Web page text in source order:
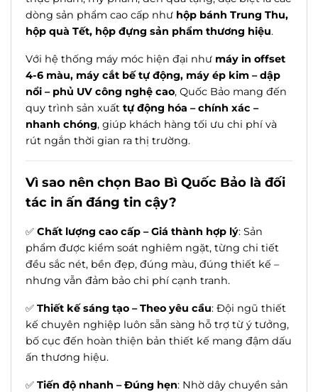
dòng sản phẩm cao cấp như hộp bánh Trung Thu,
hộp quà Tết, hộp đựng sản phẩm thương hiệu.
Với hệ thống máy móc hiện đại như máy in offset
4-6 màu, máy cắt bế tự động, máy ép kim – dập
nổi – phủ UV công nghệ cao, Quốc Bảo mang đến
quy trình sản xuất tự động hóa – chính xác –
nhanh chóng, giúp khách hàng tối ưu chi phí và
rút ngắn thời gian ra thị trường.
Vì sao nên chọn Bao Bì Quốc Bảo là đối
tác in ấn đáng tin cậy?
✅ Chất lượng cao cấp – Giá thành hợp lý: Sản
phẩm được kiểm soát nghiêm ngặt, từng chi tiết
đều sắc nét, bền đẹp, đúng màu, đúng thiết kế –
nhưng vẫn đảm bảo chi phí cạnh tranh.
✅ Thiết kế sáng tạo – Theo yêu cầu: Đội ngũ thiết
kế chuyên nghiệp luôn sẵn sàng hỗ trợ từ ý tưởng,
bố cục đến hoàn thiện bản thiết kế mang đậm dấu
ấn thương hiệu.
✅ Tiến độ nhanh – Đúng hẹn: Nhờ dây chuyền sản